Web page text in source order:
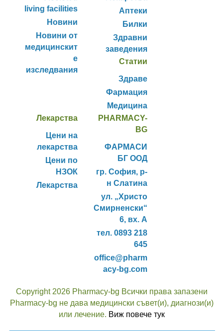
living facilities
Новини
Новини от
медицинскит
е
изследвания
Аптеки
Билки
Здравни
заведения
Статии
Здраве
Фармация
Медицина
Лекарства
Цени на
лекарства
Цени по
НЗОК
Лекарства
PHARMACY-
BG
ФАРМАСИ
БГ ООД
гр. София, р-
н Слатина
ул. „Христо
Смирненски“
6, вх. А
тел. 0893 218
645
office@pharm
acy-bg.com
Copyright 2026 Pharmacy-bg Всички права запазени
Pharmacy-bg не дава медицински съвет(и), диагнози(и)
или лечение. Виж повече тук